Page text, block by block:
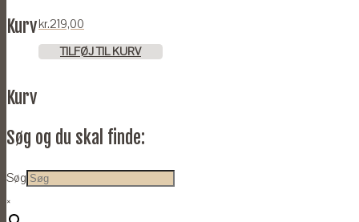
Kurvkr.219,00
TILFØJ TIL KURV
Kurv
Søg og du skal finde:
Søg
×